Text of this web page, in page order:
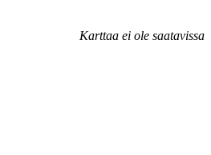
Karttaa ei ole saatavissa